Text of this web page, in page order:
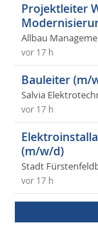
Projektleiter
Allbau
vor 17 h
Bauleiter (m/
Salvia
vor 17 h
(m/w/d)
Stadt
vor 17 h